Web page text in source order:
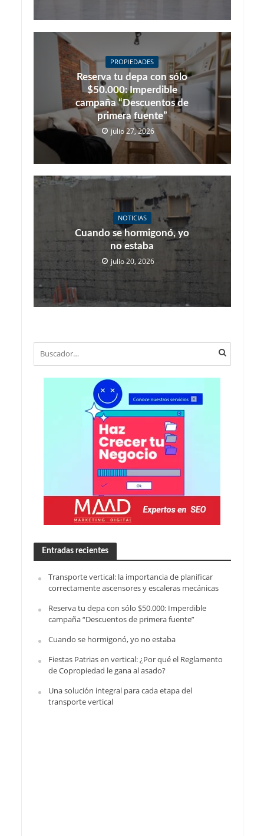
PROPIEDADES
Reserva tu depa con sólo
$50.000: Imperdible
campaña “Descuentos de
primera fuente”
julio 27, 2026
NOTICIAS
Cuando se hormigonó, yo
no estaba
julio 20, 2026
Entradas recientes
Transporte vertical: la importancia de planificar
correctamente ascensores y escaleras mecánicas
Reserva tu depa con sólo $50.000: Imperdible
campaña “Descuentos de primera fuente”
Cuando se hormigonó, yo no estaba
Fiestas Patrias en vertical: ¿Por qué el Reglamento
de Copropiedad le gana al asado?
Una solución integral para cada etapa del
transporte vertical